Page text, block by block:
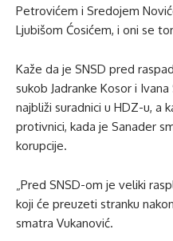
Petrovićem i Sredojem
Ljubišom Ćosićem, i oni se
Kaže da je SNSD pred
sukob Jadranke Kosor i
najbliži suradnici u HDZ-u, a
protivnici, kada je Sanader
korupcije.
„Pred SNSD-om je veliki
koji će preuzeti stranku
smatra Vukanović.